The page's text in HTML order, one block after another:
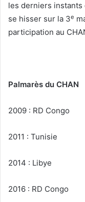
les derniers instants
se hisser sur la 3e
participation au
Palmarès du CHAN
2009 : RD Congo
2011 : Tunisie
2014 : Libye
2016 : RD Congo